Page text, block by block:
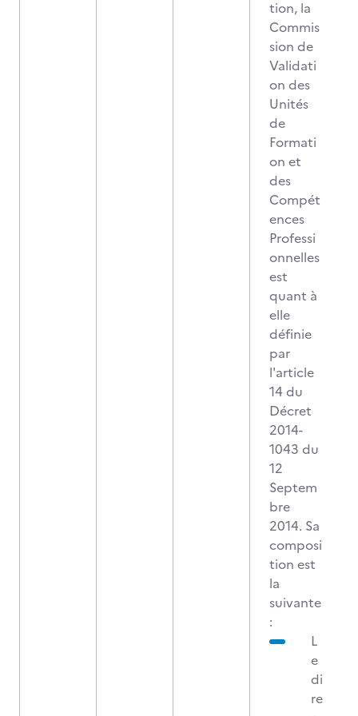
tion, la
Commis
sion de
Validati
on des
Unités
de
Formati
on et
des
Compét
ences
Professi
onnelles
est
quant à
elle
définie
par
l'article
14 du
Décret
2014-
1043 du
12
Septem
bre
2014. Sa
composi
tion est
la
suivante
:
L
e
di
re